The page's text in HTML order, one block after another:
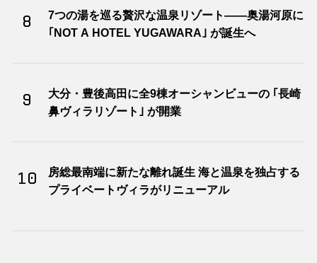
8
7つの湯を巡る贅沢な温泉リゾート――奥湯河原に
｢NOT A HOTEL YUGAWARA｣ が誕生へ
9
大分・豊後高田に全9棟オーシャンビューの ｢長崎
鼻ヴィラリゾート｣ が開業
10
房総最南端に新たな離れ誕生 海と温泉を独占する
プライベートヴィラがリニューアル